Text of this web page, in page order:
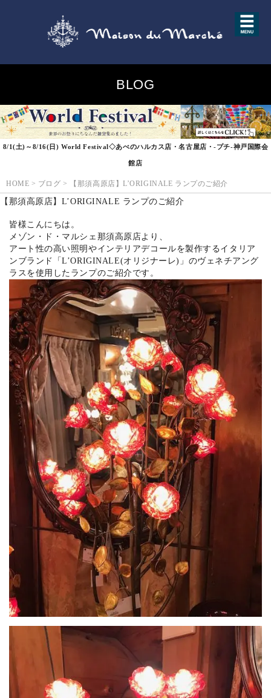
BLOG
8/1(土)～8/16(日) World Festival◇あべのハルカス店・名古屋店・-プチ-神戸国際会
館店
HOME > ブログ > 【那須高原店】L’ORIGINALE ランプのご紹介
【那須高原店】L’ORIGINALE ランプのご紹介
皆様こんにちは。
メゾン・ド・マルシェ那須高原店より、
アート性の高い照明やインテリアデコールを製作するイタリア
ンブランド「L’ORIGINALE(オリジナーレ)」のヴェネチアング
ラスを使用したランプのご紹介です。